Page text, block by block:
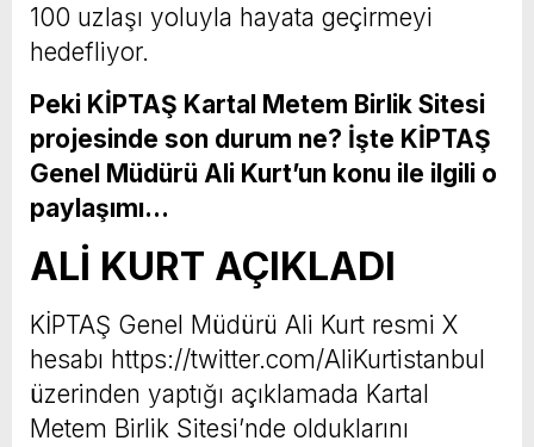
100 uzlaşı yoluyla hayata geçirmeyi
hedefliyor.
Peki KİPTAŞ Kartal Metem Birlik Sitesi
projesinde son durum ne? İşte KİPTAŞ
Genel Müdürü Ali Kurt’un konu ile ilgili o
paylaşımı…
ALİ KURT AÇIKLADI
KİPTAŞ Genel Müdürü Ali Kurt resmi X
hesabı https://twitter.com/AliKurtistanbul
üzerinden yaptığı açıklamada Kartal
Metem Birlik Sitesi’nde olduklarını